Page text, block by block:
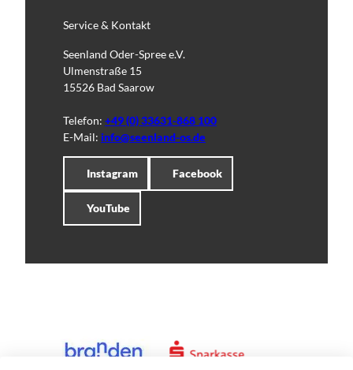
Service & Kontakt
Seenland Oder-Spree e.V.
Ulmenstraße 15
15526 Bad Saarow
Telefon: +49 (0) 33631-868 100
E-Mail: info@seenland-os.de
Instagram Facebook
YouTube